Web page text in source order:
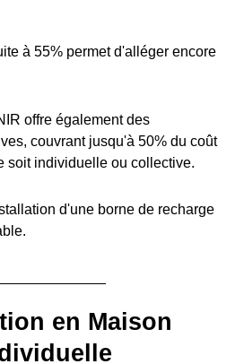
à 55% permet d'alléger encore
offre également des
couvrant jusqu'à 50% du coût
soit individuelle ou collective.
d'une borne de recharge
en Maison